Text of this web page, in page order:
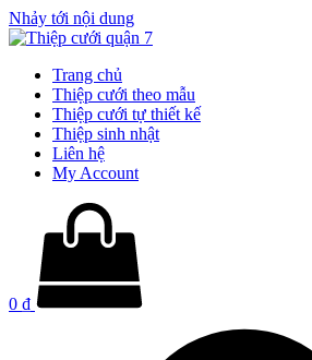
Nhảy tới nội dung
Trang chủ
Thiệp cưới theo mẫu
Thiệp cưới tự thiết kế
Thiệp sinh nhật
Liên hệ
My Account
0 ₫